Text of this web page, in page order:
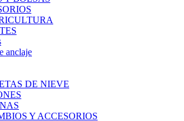
anclaje
DE NIEVE
Y ACCESORIOS